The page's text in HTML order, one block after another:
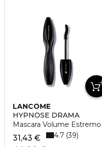
LANCÔME
HYPNÔSE DRAMA
Mascara Volume Estremo
31,43 €
4.7 39